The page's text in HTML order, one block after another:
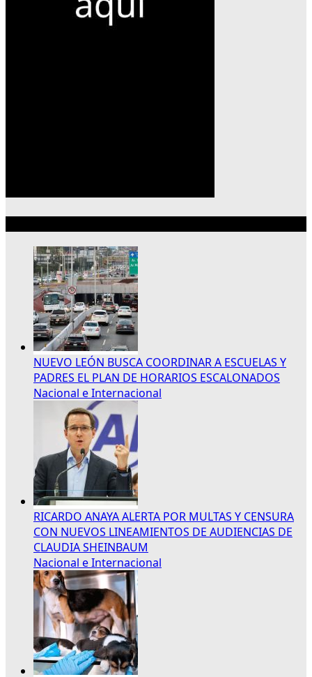
NUEVO LEÓN BUSCA COORDINAR A ESCUELAS Y
PADRES EL PLAN DE HORARIOS ESCALONADOS
Nacional e Internacional
RICARDO ANAYA ALERTA POR MULTAS Y CENSURA
CON NUEVOS LINEAMIENTOS DE AUDIENCIAS DE
CLAUDIA SHEINBAUM
Nacional e Internacional